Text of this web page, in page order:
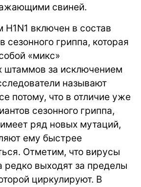
свиней.
включен в состав
сезонного гриппа, которая
«микс»
штаммов за исключением
называют
потому, что в отличие уже
сезонного гриппа,
ряд новых мутаций,
ему быстрее
Отметим, что вирусы
редко выходят за пределы
циркулируют. В